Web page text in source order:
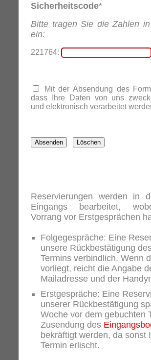
Sicherheitscode*
Bitte tragen Sie die Zahlen
ein:
221764:
Mit der Absendung des
dass Ihre Daten von uns
und elektronisch verarbeitet
Reservierungen werden in
Eingangs bearbeitet,
Vorrang vor Erstgesprächen
Folgegespräche: Eine
unsere Rückbestätigung
Termins verbindlich. Wenn
vorliegt, reicht die Angabe
Mailadresse und der
Erstgespräche: Eine
unserer Rückbestätigung
Woche vor dem gebuchten
Zusendung des
bekräftigt werden, da sonst
Termin erlischt.